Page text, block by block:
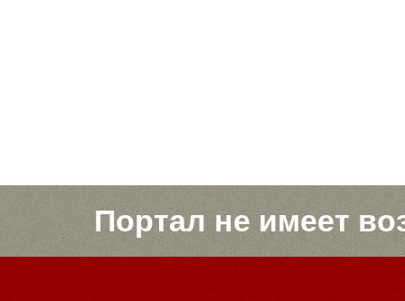
Портал не имеет